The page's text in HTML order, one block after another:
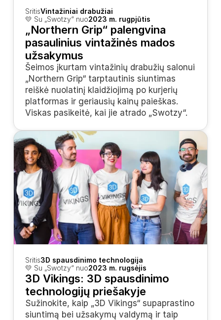
SritisVintažiniai drabužiai
💛 Su „Swotzy“ nuo2023 m. rugpjūtis
„Northern Grip“ palengvina
pasaulinius vintažinės mados
užsakymus
Šeimos įkurtam vintažinių drabužių salonui
„Northern Grip“ tarptautinis siuntimas
reiškė nuolatinį klaidžiojimą po kurjerių
platformas ir geriausių kainų paieškas.
Viskas pasikeitė, kai jie atrado „Swotzy“.
Sritis3D spausdinimo technologija
💛 Su „Swotzy“ nuo2023 m. rugsėjis
3D Vikings: 3D spausdinimo
technologijų priešakyje
Sužinokite, kaip „3D Vikings“ supaprastino
siuntimą bei užsakymų valdymą ir taip